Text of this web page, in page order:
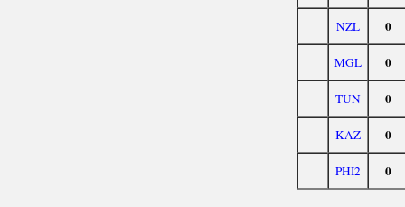
NZL 0
MGL 0
TUN 0
KAZ 0
PHI2 0